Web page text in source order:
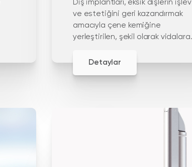
Diş implantları, eksik dişlerin işlev
ve estetiğini geri kazandırmak
amacıyla çene kemiğine
yerleştirilen, şekil olarak vidalara
implantları, yüksek doku uyumu
Detaylar